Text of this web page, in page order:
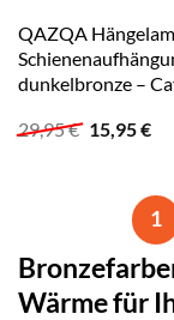
QAZQA
dunkelbronze –
29,95€
Preis
15,95€
1
Wärme für